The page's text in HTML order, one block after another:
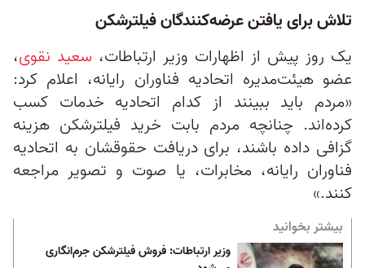
تلاش برای یافتن عرضه‌کنندگان فیلترشکن
یک روز پیش از اظهارات وزیر ارتباطات، سعید نقوی،
عضو هیئت‌مدیره اتحادیه فناوران رایانه، اعلام کرد:
«مردم باید ببینند از کدام اتحادیه خدمات کسب
کرده‌اند. چنانچه مردم بابت خرید فیلترشکن هزینه
گزافی داده باشند، برای دریافت‌ حقوقشان به اتحادیه
فناوران رایانه، مخابرات، یا صوت و تصویر مراجعه
کنند.»
بیشتر بخوانید
وزیر ارتباطات: فروش فیلترشکن جرم‌انگاری